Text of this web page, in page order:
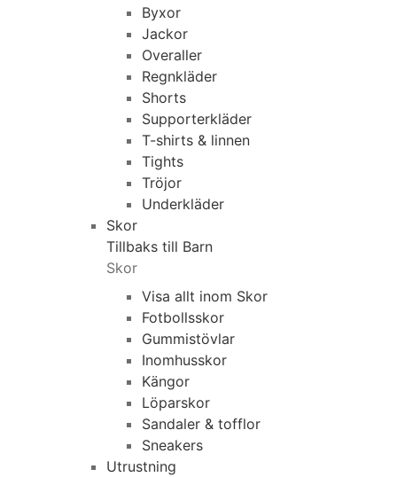
Byxor
Jackor
Overaller
Regnkläder
Shorts
Supporterkläder
T-shirts & linnen
Tights
Tröjor
Underkläder
Skor
Tillbaks till Barn
Skor
Visa allt inom Skor
Fotbollsskor
Gummistövlar
Inomhusskor
Kängor
Löparskor
Sandaler & tofflor
Sneakers
Utrustning